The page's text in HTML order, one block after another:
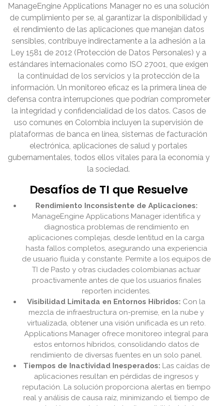
ManageEngine Applications Manager no es una solución
de cumplimiento per se, al garantizar la disponibilidad y
el rendimiento de las aplicaciones que manejan datos
sensibles, contribuye indirectamente a la adhesión a la
Ley 1581 de 2012 (Protección de Datos Personales) y a
estándares internacionales como ISO 27001, que exigen
la continuidad de los servicios y la protección de la
información. Un monitoreo eficaz es la primera línea de
defensa contra interrupciones que podrían comprometer
la integridad y confidencialidad de los datos. Casos de
uso comunes en Colombia incluyen la supervisión de
plataformas de banca en línea, sistemas de facturación
electrónica, aplicaciones de salud y portales
gubernamentales, todos ellos vitales para la economía y
la sociedad.
Desafíos de TI que Resuelve
Rendimiento Inconsistente de Aplicaciones:
ManageEngine Applications Manager identifica y
diagnostica problemas de rendimiento en
aplicaciones complejas, desde lentitud en la carga
hasta fallos completos, asegurando una experiencia
de usuario fluida y constante. Permite a los equipos de
TI de Pasto y otras ciudades colombianas actuar
proactivamente antes de que los usuarios finales
reporten incidentes.
Visibilidad Limitada en Entornos Híbridos: Con la
mezcla de infraestructura on-premise, en la nube y
virtualizada, obtener una visión unificada es un reto.
Applications Manager ofrece monitoreo integral para
estos entornos híbridos, consolidando datos de
rendimiento de diversas fuentes en un solo panel.
Tiempos de Inactividad Inesperados: Las caídas de
aplicaciones resultan en pérdidas de ingresos y
reputación. La solución proporciona alertas en tiempo
real y análisis de causa raíz, minimizando el tiempo de